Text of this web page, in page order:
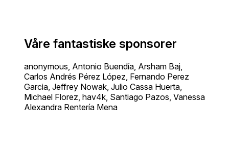
Våre fantastiske sponsorer
anonymous, Antonio Buendía, Arsham Baj,
Carlos Andrés Pérez López, Fernando Perez
Garcia, Jeffrey Nowak, Julio Cassa Huerta,
Michael Florez, hav4k, Santiago Pazos, Vanessa
Alexandra Rentería Mena